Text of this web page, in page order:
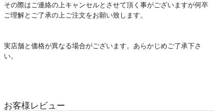
その際はご連絡の上キャンセルとさせて頂く事がございますが何卒
ご理解とご了承の上ご注文をお願い致します。
実店舗と価格が異なる場合がございます。あらかじめご了承下さ
い。
お客様レビュー